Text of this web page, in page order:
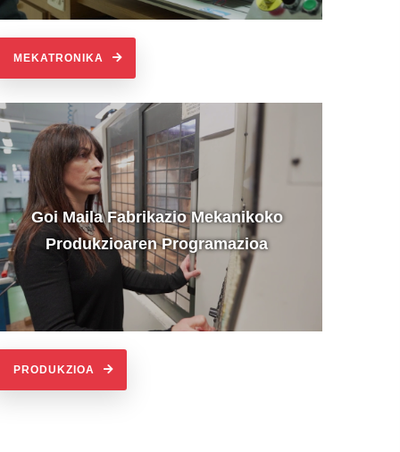
MEKATRONIKA
Goi Maila Fabrikazio Mekanikoko
Produkzioaren Programazioa
PRODUKZIOA